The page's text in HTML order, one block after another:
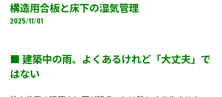
構造用合板と床下の湿気管理
2025/11/01
■ 建築中の雨、よくあるけれど「大丈夫」で
はない